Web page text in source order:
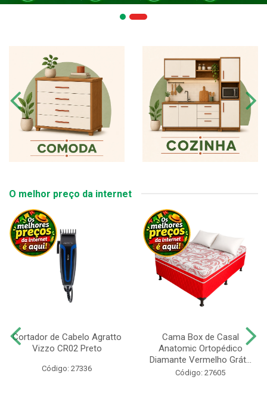
O melhor preço da internet
Cortador de Cabelo Agratto
Vizzo CR02 Preto
Código: 27336
Cama Box de Casal
Anatomic Ortopédico
Diamante Vermelho Grát...
Código: 27605